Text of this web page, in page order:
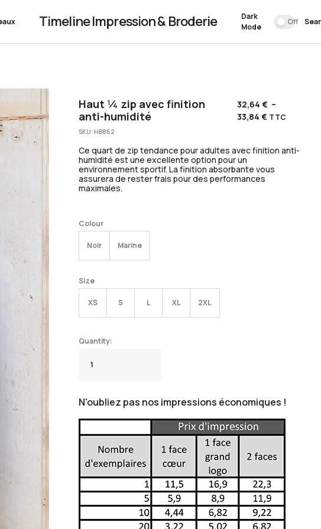
Timeline Impression & Broderie
Dark
Mode
Off
Haut ¼ zip avec finition
anti-humidité
32,64 € –
33,84 € TTC
SKU: HB862
Ce quart de zip tendance pour adultes avec finition anti-
humidité est une excellente option pour un
environnement sportif. La finition absorbante vous
assurera de rester frais pour des performances
maximales.
Colour
Noir Marine
Size
XS S L XL 2XL
N'oubliez pas nos impressions économiques !